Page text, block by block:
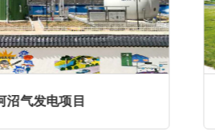
沼气发电项目